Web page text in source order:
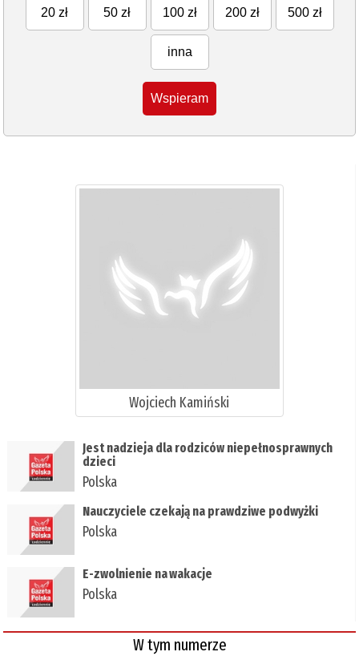
20 zł 50 zł 100 zł 200 zł 500 zł
inna
Wspieram
Wojciech Kamiński
​Jest nadzieja dla rodziców niepełnosprawnych
dzieci
Polska
​Nauczyciele czekają na prawdziwe podwyżki
Polska
​E-zwolnienie na wakacje
Polska
W tym numerze